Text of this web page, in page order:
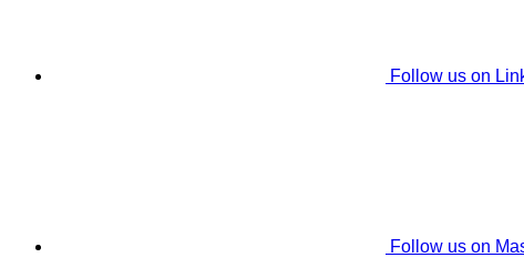
Follow us on
Follow us on